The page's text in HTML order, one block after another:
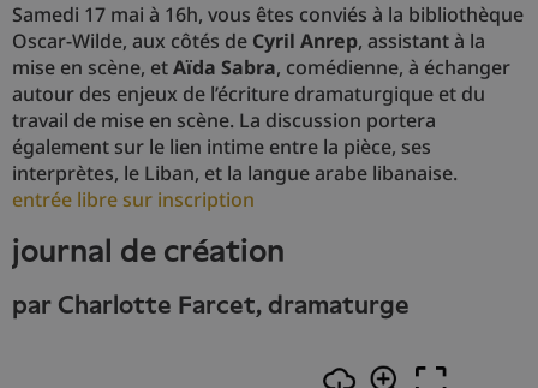
Samedi 17 mai à 16h, vous êtes conviés à la bibliothèque
Oscar-Wilde, aux côtés de Cyril Anrep, assistant à la
mise en scène, etAïda Sabra, comédienne, à échanger
autour des enjeux de l’écriture dramaturgique et du
travail de mise en scène. La discussion portera
également sur le lien intime entre la pièce, ses
interprètes, le Liban, et la langue arabe libanaise.
entrée libre sur inscription
journal de création
par Charlotte Farcet, dramaturge